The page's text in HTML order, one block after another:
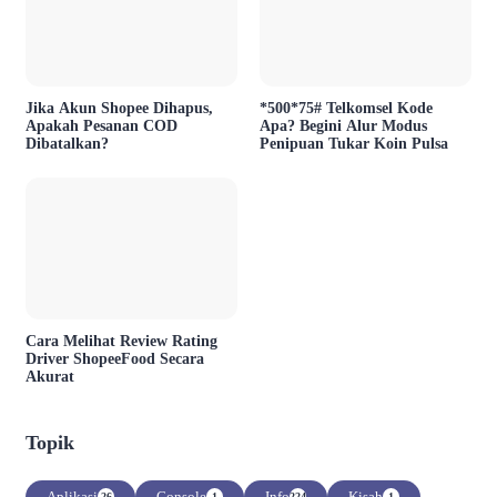
Jika Akun Shopee Dihapus,
Apakah Pesanan COD
Dibatalkan?
*500*75# Telkomsel Kode
Apa? Begini Alur Modus
Penipuan Tukar Koin Pulsa
Cara Melihat Review Rating
Driver ShopeeFood Secara
Akurat
Topik